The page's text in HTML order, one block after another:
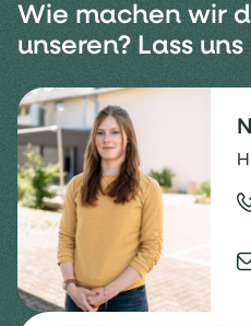
Wie machen wir
unseren? Lass